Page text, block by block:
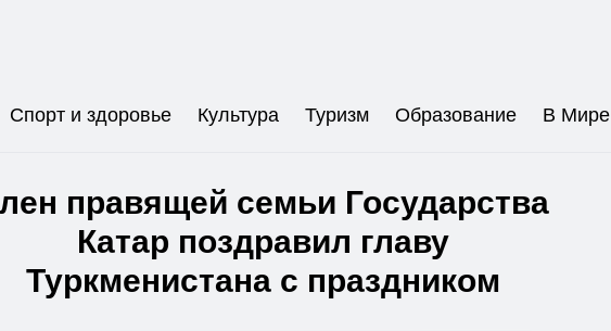
Спорт и здоровье Культура Туризм Образование В Мире
правящей семьи Государства
Катар поздравил главу
Туркменистана с праздником